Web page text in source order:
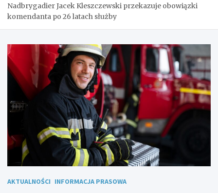
Nadbrygadier Jacek Kleszczewski przekazuje obowiązki
komendanta po 26 latach służby
AKTUALNOŚCI INFORMACJA PRASOWA